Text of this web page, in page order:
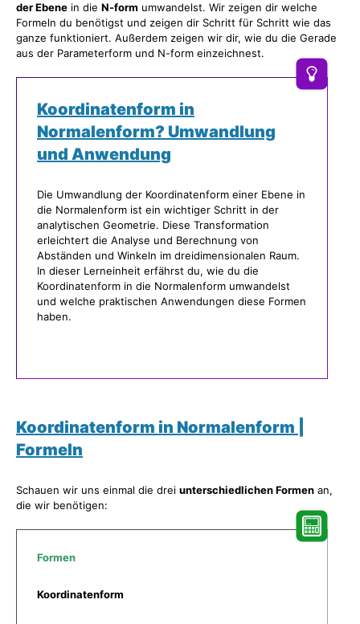
der Ebene in die N-form umwandelst. Wir zeigen dir welche
Formeln du benötigst und zeigen dir Schritt für Schritt wie das
ganze funktioniert. Außerdem zeigen wir dir, wie du die Gerade
aus der Parameterform und N-form einzeichnest.
Koordinatenform in
Normalenform? Umwandlung
und Anwendung
Die Umwandlung der Koordinatenform einer Ebene in
die Normalenform ist ein wichtiger Schritt in der
analytischen Geometrie. Diese Transformation
erleichtert die Analyse und Berechnung von
Abständen und Winkeln im dreidimensionalen Raum.
In dieser Lerneinheit erfährst du, wie du die
Koordinatenform in die Normalenform umwandelst
und welche praktischen Anwendungen diese Formen
haben.
Koordinatenform in Normalenform |
Formeln
Schauen wir uns einmal die drei unterschiedlichen Formen an,
die wir benötigen:
Formen
Koordinatenform